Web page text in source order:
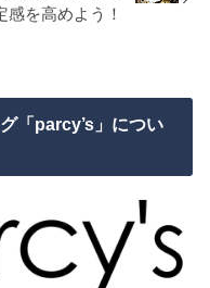
感を高めよう！
「parcy’s」につい